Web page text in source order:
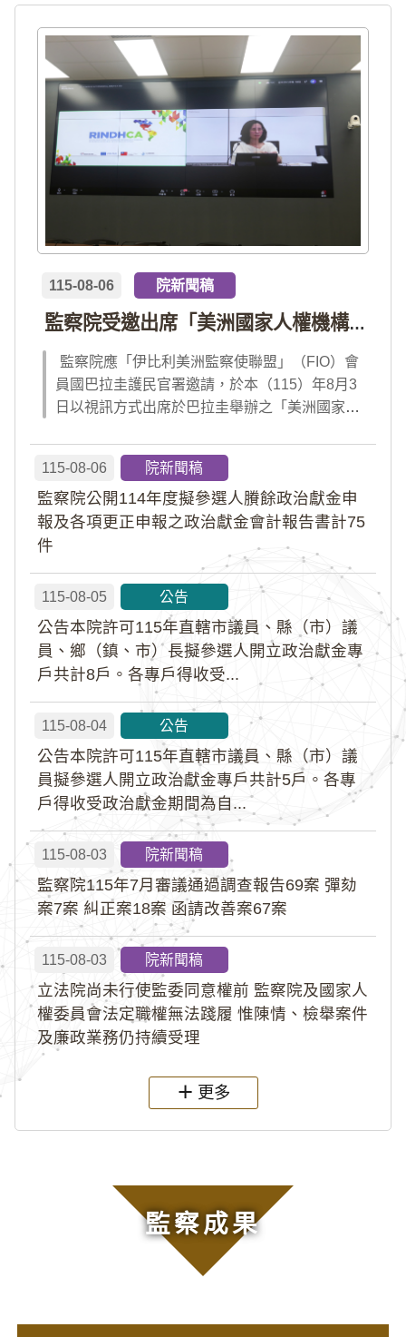
監察院受邀出席「美洲國家人權機構網絡」年會 分享我國氣候災害防治經驗 打造國際永續韌性
115-08-06 院新聞稿
監察院應「伊比利美洲監察使聯盟」（FIO）會
員國巴拉圭護民官署邀請，於本（115）年8月3
日以視訊方式出席於巴拉圭舉辦之「美洲國家人
報告，就美洲地區環境災害、氣候緊急狀態與人
權風險等議題，與拉美地區監察機構、護民官署
及紅十字國際委員會、原住民社區支持組織...
115-08-06 院新聞稿
監察院公開114年度擬參選人賸餘政治獻金申
報及各項更正申報之政治獻金會計報告書計75
件
115-08-05 公告
公告本院許可115年直轄市議員、縣（市）議
員、鄉（鎮、市）長擬參選人開立政治獻金專
戶共計8戶。各專戶得收受...
115-08-04 公告
公告本院許可115年直轄市議員、縣（市）議
員擬參選人開立政治獻金專戶共計5戶。各專
戶得收受政治獻金期間為自...
115-08-03 院新聞稿
監察院115年7月審議通過調查報告69案 彈劾
案7案 糾正案18案 函請改善案67案
115-08-03 院新聞稿
立法院尚未行使監委同意權前 監察院及國家人
權委員會法定職權無法踐履 惟陳情、檢舉案件
及廉政業務仍持續受理
更多
監察成果